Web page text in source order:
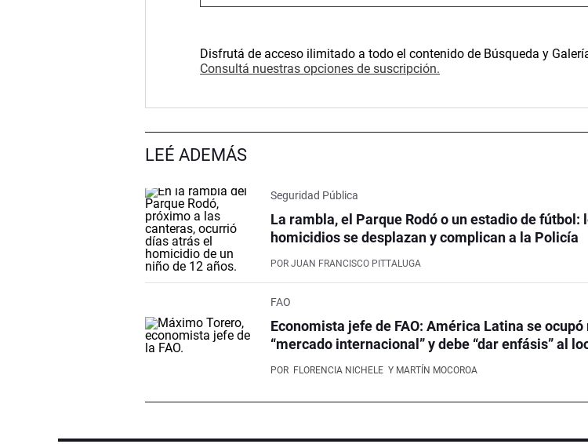
Disfrutá de acceso ilimitado a todo el contenido de Búsqueda y
Consultá nuestras opciones de suscripción.
LEÉ ADEMÁS
Seguridad Pública
La rambla, el Parque Rodó o un estadio de fútbol:
homicidios se desplazan y complican a la Policía
POR JUAN FRANCISCO PITTALUGA
FAO
Economista jefe de FAO: América Latina se ocupó
“mercado internacional” y debe “dar enfásis” al
POR FLORENCIA NICHELE Y MARTÍN MOCOROA